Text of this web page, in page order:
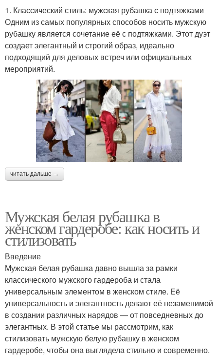
1. Классический стиль: мужская рубашка с подтяжками
Одним из самых популярных способов носить мужскую
рубашку является сочетание её с подтяжками. Этот дуэт
создает элегантный и строгий образ, идеально
подходящий для деловых встреч или официальных
мероприятий.
читать дальше →
Мужская белая рубашка в
женском гардеробе: как носить и
стилизовать
Введение
Мужская белая рубашка давно вышла за рамки
классического мужского гардероба и стала
универсальным элементом в женском стиле. Её
универсальность и элегантность делают её незаменимой
в создании различных нарядов — от повседневных до
элегантных. В этой статье мы рассмотрим, как
стилизовать мужскую белую рубашку в женском
гардеробе, чтобы она выглядела стильно и современно.